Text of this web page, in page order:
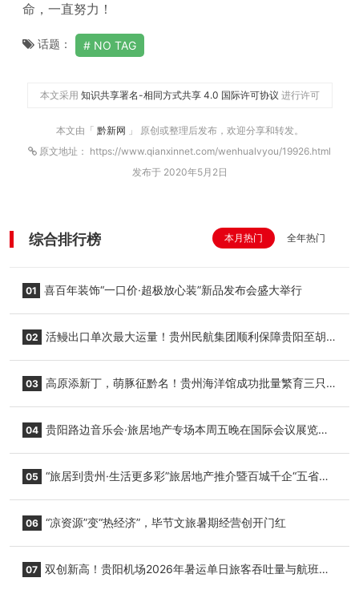
命，一直努力！
话题： NO TAG
本文采用 知识共享署名-相同方式共享 4.0 国际许可协议 进行许可
本文由「 黔新网 」 原创或整理后发布，欢迎分享和转发。
原文地址： https://www.qianxinnet.com/wenhualvyou/19926.html
发布于 2020年5月2日
综合排行榜 本月热门 全年热门
01 喜百年装饰“一口价·超极放心装”新品发布会盛大举行
02 活鳗出口单次最大运量！贵州民航集团顺利保障贵阳至胡
03 高原添新丁，萌豚征黔名！贵州海洋馆成功批量繁育三只
04 贵阳路边音乐会·旅居地产专场本周五晚在国际会议展览中
05 “旅居到贵州·生活更多彩”旅居地产推介暨百城千企“五省
06 “凉资源”变“热经济”，毕节文旅暑期经营创开门红
07 双创新高！贵阳机场2026年暑运单日旅客吞吐量与航班起